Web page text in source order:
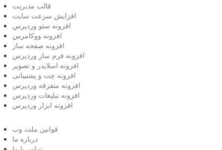
قالب مدیریت
افزایش سرعت سایت
افزونه سئو وردپرس
افزونه ووکامرس
افزونه صفحه ساز
افزونه فرم ساز وردپرس
افزونه اسلایدر و تصویر
افزونه چت و پشتیبانی
افزونه متفرقه وردپرس
افزونه تبلیغات وردپرس
افزونه ابزار وردپرس
قوانین ملت وب
درباره ما